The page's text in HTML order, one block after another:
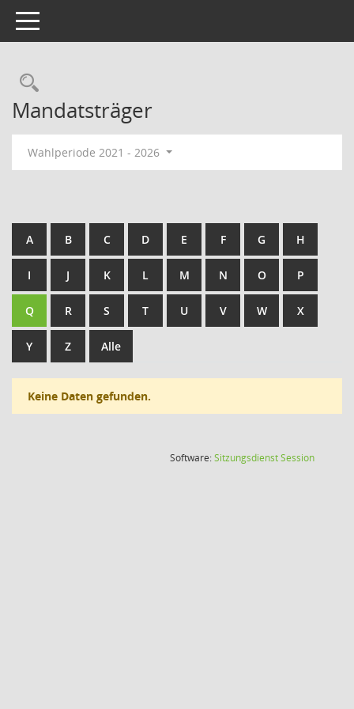
Toggle navigation
Rechercheauswahl
Mandatsträger
Wahlperiode 2021 - 2026
A B C D E F G H
I J K L M N O P
Q R S T U V W X
Y Z Alle
Keine Daten gefunden.
Software:SitzungsdienstSession(Wird in